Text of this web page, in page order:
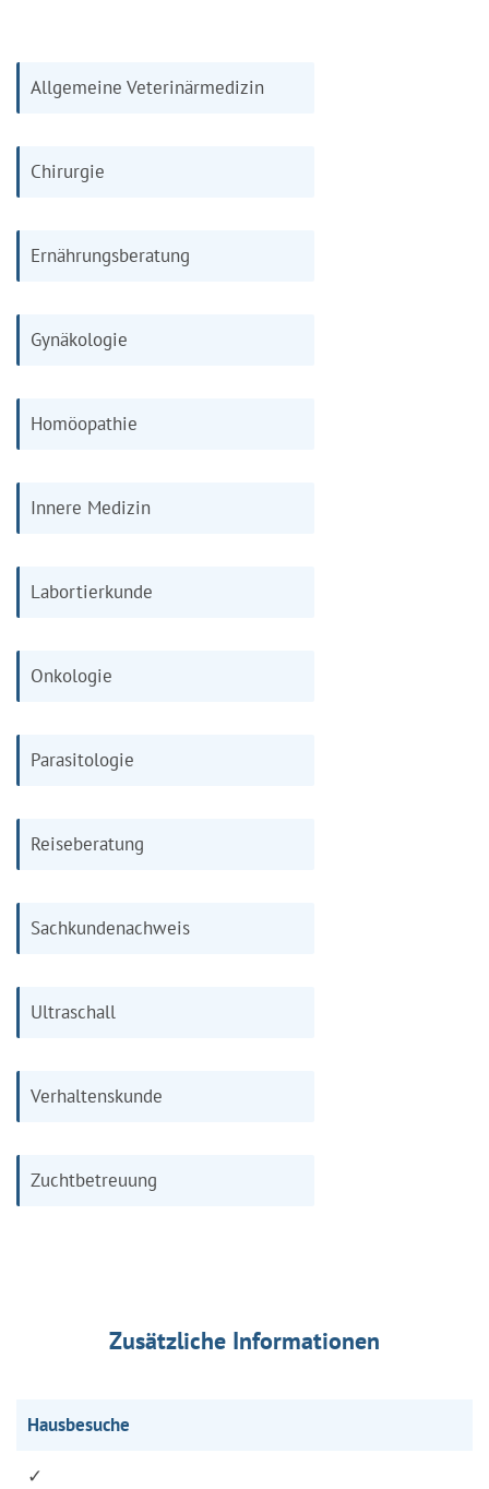
Allgemeine Veterinärmedizin
Chirurgie
Ernährungsberatung
Gynäkologie
Homöopathie
Innere Medizin
Labortierkunde
Onkologie
Parasitologie
Reiseberatung
Sachkundenachweis
Ultraschall
Verhaltenskunde
Zuchtbetreuung
Zusätzliche Informationen
Hausbesuche
✓